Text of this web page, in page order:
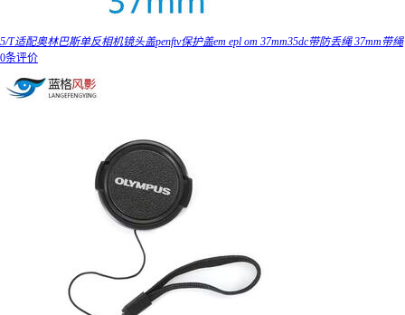
5/T适配奥林巴斯单反相机镜头盖penftv保护盖em epl om 37mm35dc带防丢绳 37mm带绳
0条评价